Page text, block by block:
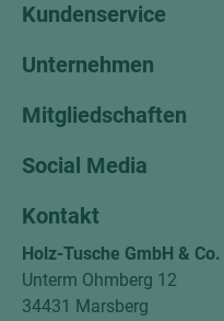
Kundenservice
Unternehmen
Mitgliedschaften
Social Media
Kontakt
Holz-Tusche GmbH & Co.
Unterm Ohmberg 12
34431 Marsberg